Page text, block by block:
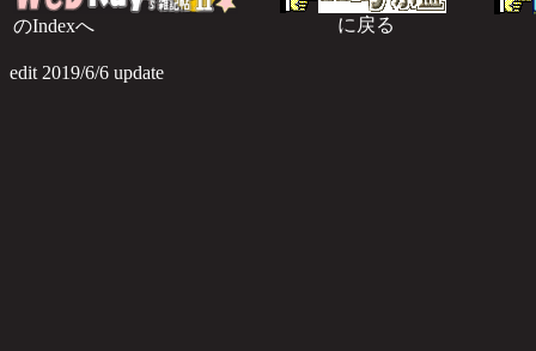
のIndexへ に戻る
edit 2019/6/6 update